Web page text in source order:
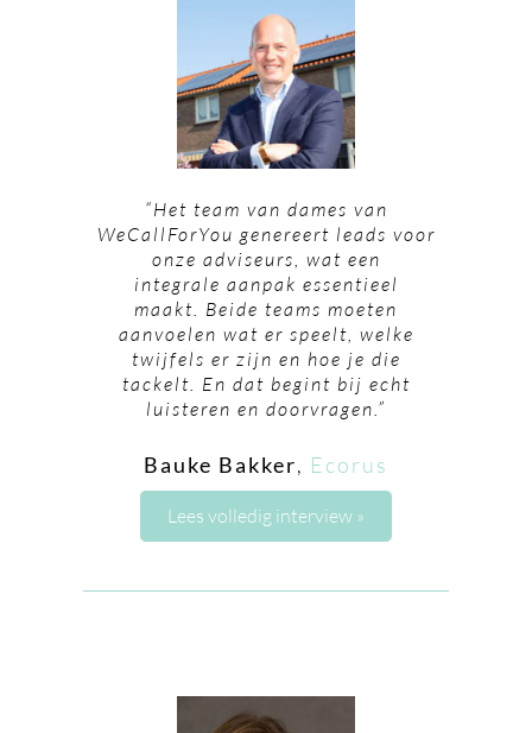
“Het team van dames van
WeCallForYou genereert leads voor
onze adviseurs, wat een
integrale aanpak essentieel
maakt. Beide teams moeten
aanvoelen wat er speelt, welke
twijfels er zijn en hoe je die
tackelt. En dat begint bij echt
luisteren en doorvragen.”
Bauke Bakker, Ecorus
Lees volledig interview »